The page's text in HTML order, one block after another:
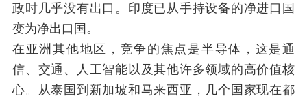
政时几乎没有出口。印度已从手持设备的净进口国
变为净出口国。
在亚洲其他地区，竞争的焦点是半导体，这是通
信、交通、人工智能以及其他许多领域的高价值核
心。从泰国到新加坡和马来西亚，几个国家现在都